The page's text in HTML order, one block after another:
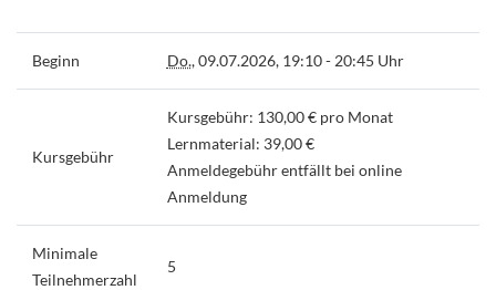
Beginn Do., 09.07.2026, 19:10 - 20:45 Uhr
Kursgebühr
Kursgebühr: 130,00 € pro Monat
Lernmaterial: 39,00 €
Anmeldegebühr entfällt bei online
Anmeldung
Minimale
Teilnehmerzahl
5